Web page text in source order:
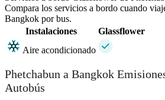
Compara los servicios a bordo cuando
Bangkok por bus.
Instalaciones
Glassflower
Aire acondicionado
Phetchabun a Bangkok
Autobús